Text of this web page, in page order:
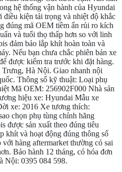
hệ thống vận hành của Hyundai
điều kiện tải trọng và nhiệt độ khắc
đúng mã OEM tiềm ẩn rủi ro kích
và tuổi thọ thấp hơn so với linh
đảm bảo lắp khít hoàn toàn và
Nếu bạn chưa chắc phiên bản xe
được kiểm tra trước khi đặt hàng.
Hà Nội. Giao nhanh nội
Thông số kỹ thuật: Loại phụ
Mã OEM: 256902F000 Nhà sản
hiệu xe: Hyundai Mẫu xe
xe: 2016 Xe tương thích:
chọn phụ tùng chính hãng
được sản xuất theo đúng tiêu
khít và hoạt động đúng thông số
hàng aftermarket thường có sai
Bảo hành 12 tháng, có hóa đơn
Nội: 0395 084 598.